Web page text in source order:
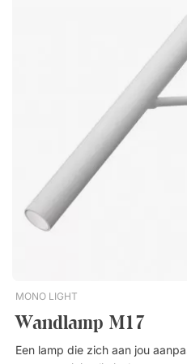
bekend is. In 1983 richtte hij
en sindsdien werkt hij ook als
Design School en als professor
Konstfack. Jonas ontwerpt
porselein en objets d'art, wat
van de meest succesvolle
spot waarvan het ontwerp
lamp is richtbaar, waardoor
de eetkamer, keuken of entree.
ontworpen door Jonas Bohlin.
worden geïnstalleerd.
materialen. Dimbaar.
MONO LIGHT
Wandlamp M17
Een lamp die zich aan jou